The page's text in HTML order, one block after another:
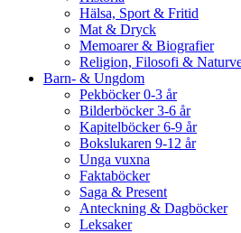
Hälsa, Sport & Fritid
Mat & Dryck
Memoarer & Biografier
Religion, Filosofi &
Barn- & Ungdom
Pekböcker 0-3 år
Bilderböcker 3-6 år
Kapitelböcker 6-9 år
Bokslukaren 9-12 år
Unga vuxna
Faktaböcker
Saga & Present
Anteckning & Dagböcker
Leksaker